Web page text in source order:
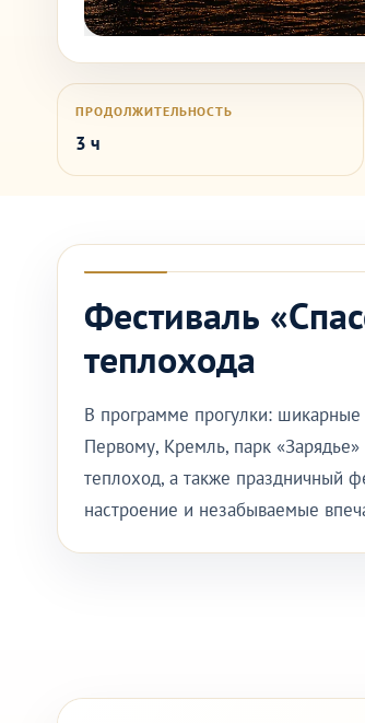
ПРОДОЛЖИТЕЛЬНОСТЬ
3 ч
Фестиваль
теплохода
В программе прогулки:
Первому, Кремль, парк
теплоход, а также праздничный
настроение и незабываемые